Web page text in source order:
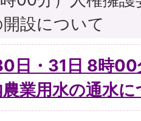
設について
日・31日 8時
業用水の通水